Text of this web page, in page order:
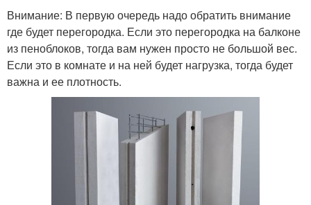
Внимание: В первую очередь надо обратить внимание
где будет перегородка. Если это перегородка на балконе
из пеноблоков, тогда вам нужен просто не большой вес.
Если это в комнате и на ней будет нагрузка, тогда будет
важна и ее плотность.